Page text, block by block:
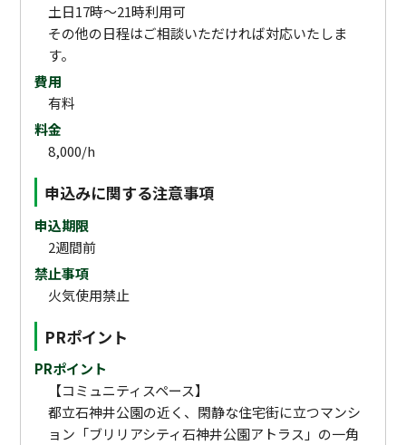
土日17時〜21時利用可
その他の日程はご相談いただければ対応いたしま
す。
費用
有料
料金
8,000/h
申込みに関する注意事項
申込期限
2週間前
禁止事項
火気使用禁止
PRポイント
PRポイント
【コミュニティスペース】
都立石神井公園の近く、閑静な住宅街に立つマンシ
ョン「ブリリアシティ石神井公園アトラス」の一角